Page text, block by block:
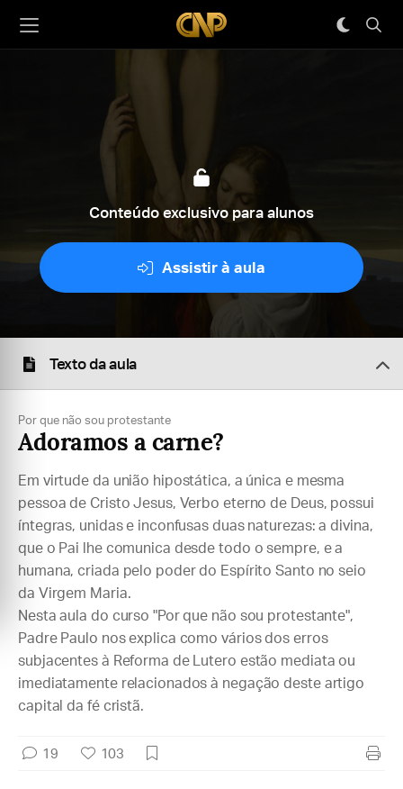
Conteúdo exclusivo para alunos
Assistir à aula
Texto da aula
Por que não sou protestante
Adoramos a carne?
Em virtude da união hipostática, a única e mesma
pessoa de Cristo Jesus, Verbo eterno de Deus, possui
íntegras, unidas e inconfusas duas naturezas: a divina,
que o Pai lhe comunica desde todo o sempre, e a
humana, criada pelo poder do Espírito Santo no seio
da Virgem Maria.
Nesta aula do curso "Por que não sou protestante",
Padre Paulo nos explica como vários dos erros
subjacentes à Reforma de Lutero estão mediata ou
imediatamente relacionados à negação deste artigo
capital da fé cristã.
19 103